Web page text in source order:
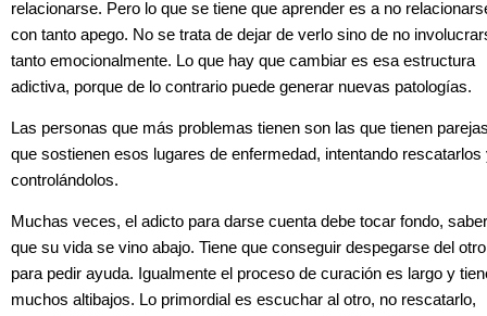
relacionarse. Pero lo que se tiene que aprender es a no
con tanto apego. No se trata de dejar de verlo sino de no
tanto emocionalmente. Lo que hay que cambiar es esa estructura
adictiva, porque de lo contrario puede generar nuevas patologías.
Las personas que más problemas tienen son las que tienen
que sostienen esos lugares de enfermedad, intentando rescatarlos
controlándolos.
Muchas veces, el adicto para darse cuenta debe tocar fondo, saber
que su vida se vino abajo. Tiene que conseguir despegarse del otro
para pedir ayuda. Igualmente el proceso de curación es largo y
muchos altibajos. Lo primordial es escuchar al otro, no rescatarlo,